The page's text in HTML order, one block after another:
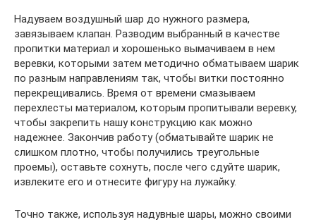
Надуваем воздушный шар до нужного размера,
завязываем клапан. Разводим выбранный в качестве
пропитки материал и хорошенько вымачиваем в нем
веревки, которыми затем методично обматываем шарик
по разным направлениям так, чтобы витки постоянно
перекрещивались. Время от времени смазываем
перехлесты материалом, которым пропитывали веревку,
чтобы закрепить нашу конструкцию как можно
надежнее. Закончив работу (обматывайте шарик не
слишком плотно, чтобы получились треугольные
проемы), оставьте сохнуть, после чего сдуйте шарик,
извлеките его и отнесите фигуру на лужайку.
Точно также, используя надувные шары, можно своими